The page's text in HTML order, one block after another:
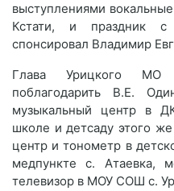
выступлениями
Кстати, и праздник с
спонсировал Владимир
Глава Урицкого МО
поблагодарить В.Е.
музыкальный центр в
школе и детсаду этого
центр и тонометр в
медпункте с. Атаевка,
телевизор в МОУ СОШ с.